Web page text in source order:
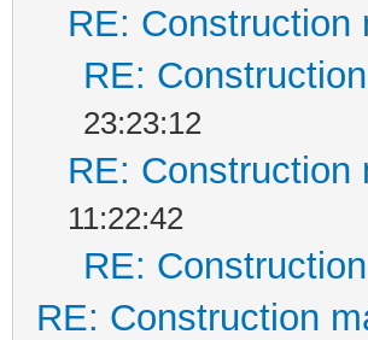
RE: Construction
RE:
23:23:12
RE: Construction
11:22:42
RE:
RE: Construction